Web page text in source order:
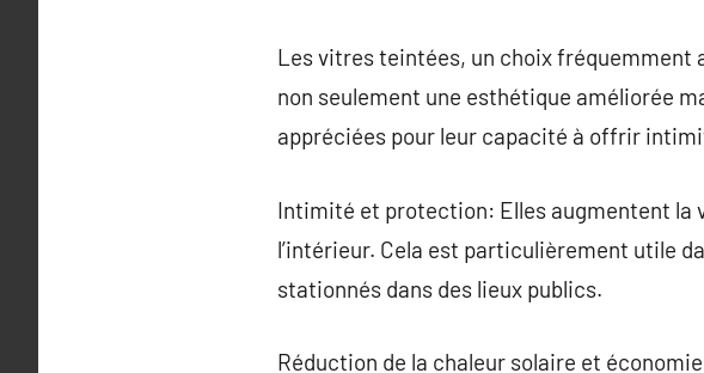
Les vitres teintées, un choix fréquemment
non seulement une esthétique améliorée
appréciées pour leur capacité à offrir
Intimité et protection: Elles augmentent la
l’intérieur. Cela est particulièrement utile
stationnés dans des lieux publics.
Réduction de la chaleur solaire et